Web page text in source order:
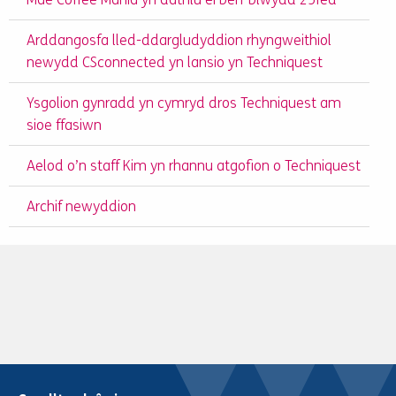
Arddangosfa lled-ddargludyddion rhyngweithiol
newydd CSconnected yn lansio yn Techniquest
Ysgolion gynradd yn cymryd dros Techniquest am
sioe ffasiwn
Aelod o’n staff Kim yn rhannu atgofion o Techniquest
Archif newyddion